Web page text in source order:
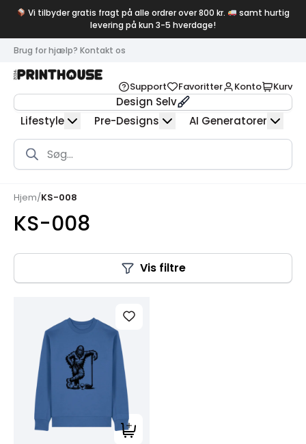
Vi tilbyder gratis fragt på alle ordrer over 800 kr.
samt hurtig
levering på kun 3-5 hverdage!
Brug for hjælp? Kontakt os
Support Favoritter Konto Kurv
Design Selv
Lifestyle
Pre-Designs AI Generatorer
Products
search
Hjem/KS-008
KS-008
Vis filtre
Tilføj til kurv